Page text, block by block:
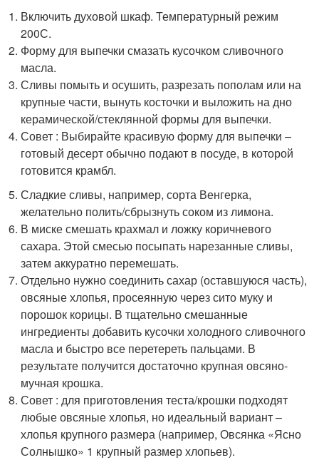
Включить духовой шкаф. Температурный режим
200С.
Форму для выпечки смазать кусочком сливочного
масла.
Сливы помыть и осушить, разрезать пополам или на
крупные части, вынуть косточки и выложить на дно
керамической/стеклянной формы для выпечки.
Совет : Выбирайте красивую форму для выпечки –
готовый десерт обычно подают в посуде, в которой
готовится крамбл.
Сладкие сливы, например, сорта Венгерка,
желательно полить/сбрызнуть соком из лимона.
В миске смешать крахмал и ложку коричневого
сахара. Этой смесью посыпать нарезанные сливы,
затем аккуратно перемешать.
Отдельно нужно соединить сахар (оставшуюся часть),
овсяные хлопья, просеянную через сито муку и
порошок корицы. В тщательно смешанные
ингредиенты добавить кусочки холодного сливочного
масла и быстро все перетереть пальцами. В
результате получится достаточно крупная овсяно-
мучная крошка.
Совет : для приготовления теста/крошки подходят
любые овсяные хлопья, но идеальный вариант –
хлопья крупного размера (например, Овсянка «Ясно
Солнышко» 1 крупный размер хлопьев).